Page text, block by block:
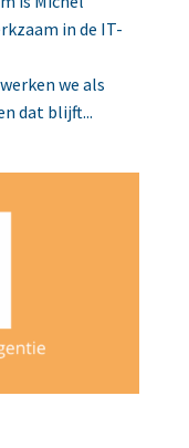
in de IT-
we als
dat blijft...